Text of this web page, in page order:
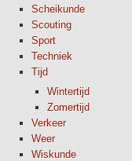
Scheikunde
Scouting
Sport
Techniek
Tijd
Wintertijd
Zomertijd
Verkeer
Weer
Wiskunde